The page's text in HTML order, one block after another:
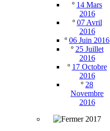
º 14 Mars
2016
º 07 Avril
2016
º 06 Juin 2016
º 25 Juillet
2016
º 17 Octobre
2016
º 28
Novembre
2016
2017